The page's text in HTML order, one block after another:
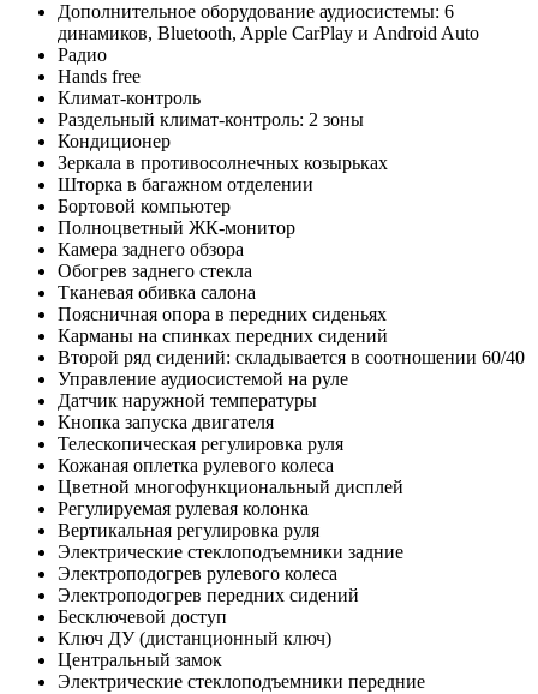
Дополнительное оборудование аудиосистемы: 6
динамиков, Bluetooth, Apple CarPlay и Android Auto
Радио
Hands free
Климат-контроль
Раздельный климат-контроль: 2 зоны
Кондиционер
Зеркала в противосолнечных козырьках
Шторка в багажном отделении
Бортовой компьютер
Полноцветный ЖК-монитор
Камера заднего обзора
Обогрев заднего стекла
Тканевая обивка салона
Поясничная опора в передних сиденьях
Карманы на спинках передних сидений
Второй ряд сидений: складывается в соотношении 60/40
Управление аудиосистемой на руле
Датчик наружной температуры
Кнопка запуска двигателя
Телескопическая регулировка руля
Кожаная оплетка рулевого колеса
Цветной многофункциональный дисплей
Регулируемая рулевая колонка
Вертикальная регулировка руля
Электрические стеклоподъемники задние
Электроподогрев рулевого колеса
Электроподогрев передних сидений
Бесключевой доступ
Ключ ДУ (дистанционный ключ)
Центральный замок
Электрические стеклоподъемники передние